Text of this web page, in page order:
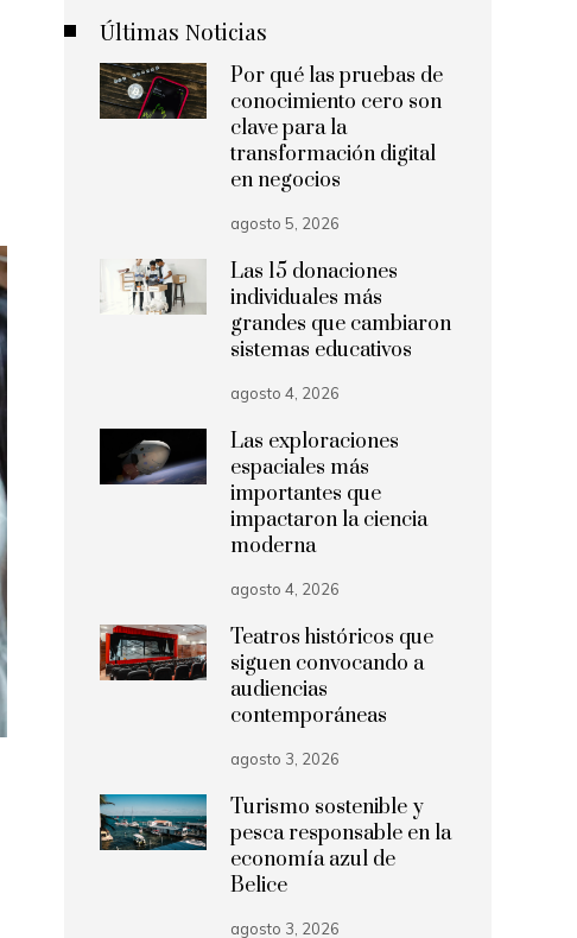
Últimas Noticias
Por qué las pruebas de
conocimiento cero son
clave para la
transformación digital
en negocios
agosto 5, 2026
Las 15 donaciones
individuales más
grandes que cambiaron
sistemas educativos
agosto 4, 2026
Las exploraciones
espaciales más
importantes que
impactaron la ciencia
moderna
agosto 4, 2026
Teatros históricos que
siguen convocando a
audiencias
contemporáneas
agosto 3, 2026
Turismo sostenible y
pesca responsable en la
economía azul de
Belice
agosto 3, 2026